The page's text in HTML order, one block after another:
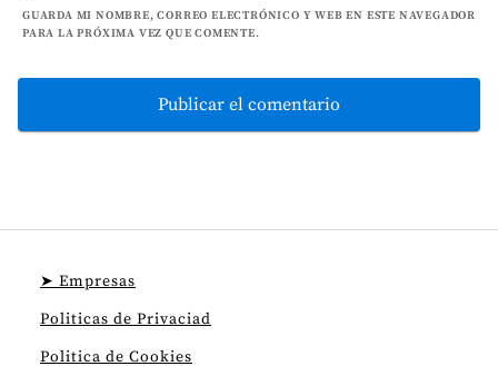
GUARDA MI NOMBRE, CORREO ELECTRÓNICO Y WEB EN ESTE NAVEGADOR
PARA LA PRÓXIMA VEZ QUE COMENTE.
➤ Empresas
Politicas de Privaciad
Politica de Cookies